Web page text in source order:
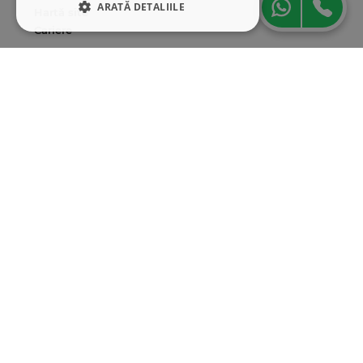
ARATĂ DETALIILE
STRICT NECESARE
Hartă site
Cariere